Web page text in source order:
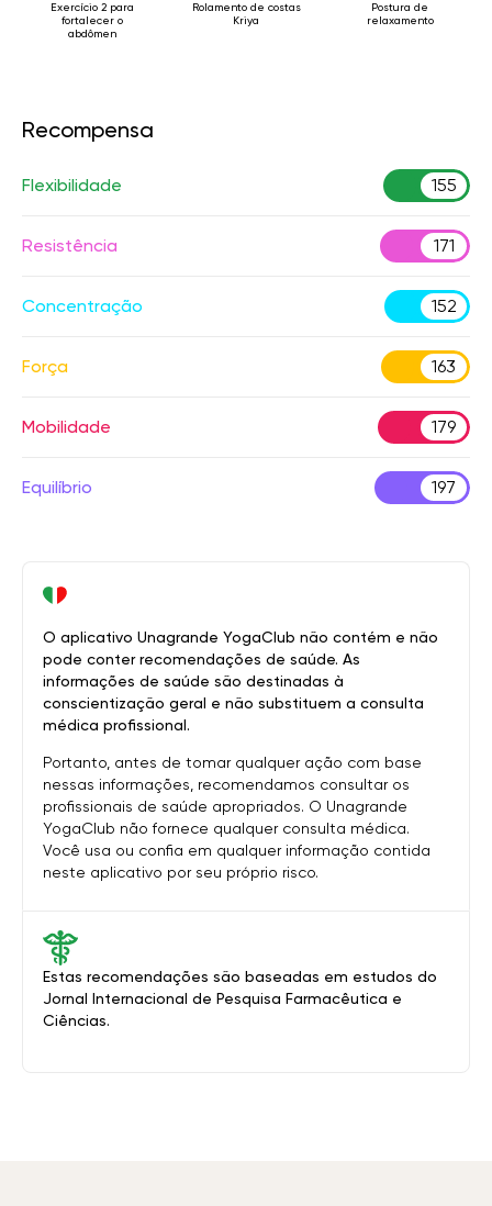
Exercício 2 para
fortalecer o
abdômen
Rolamento de costas
Kriya
Postura de
relaxamento
Recompensa
Flexibilidade 155
Resistência 171
Concentração 152
Força 163
Mobilidade 179
Equilíbrio 197
Estas recomendações são baseadas em estudos do
Jornal Internacional de Pesquisa Farmacêutica e
Ciências.
O aplicativo Unagrande YogaClub não contém e não
pode conter recomendações de saúde. As
informações de saúde são destinadas à
conscientização geral e não substituem a consulta
médica profissional.
Portanto, antes de tomar qualquer ação com base
nessas informações, recomendamos consultar os
profissionais de saúde apropriados. O Unagrande
YogaClub não fornece qualquer consulta médica.
Você usa ou confia em qualquer informação contida
neste aplicativo por seu próprio risco.